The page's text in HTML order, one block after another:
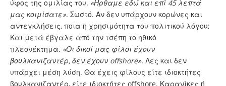
ύφος της ομιλίας του. «Ηρθαμε εδώ και επί 45 λεπτά
μας κοιμίσατε». Σωστό. Αν δεν υπάρχουν κορώνες και
αντεγκλήσεις, ποια η χρησιμότητα του πολιτικού λόγου;
Και μετά έβγαλε από την τσέπη το ηθικό
πλεονέκτημα. «Οι δικοί μας φίλοι έχουν
βουλκανιζαντέρ, δεν έχουν offshore». Λες και δεν
υπάρχει μέση λύση. Θα έχεις φίλους είτε ιδιοκτήτες
βουλκανιζαντέρ, είτε ιδιοκτήτες offshore. Καρανίκες ή